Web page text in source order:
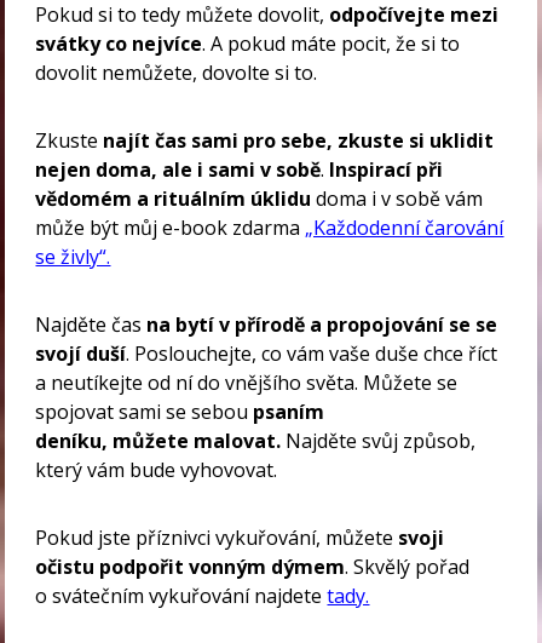
Pokud si to tedy můžete dovolit, odpočívejte mezi
svátky co nejvíce. A pokud máte pocit, že si to
dovolit nemůžete, dovolte si to.
Zkuste najít čas sami pro sebe, zkuste si uklidit
nejen doma, ale i sami v sobě. Inspirací při
vědomém a rituálním úklidu doma i v sobě vám
může být můj e-book zdarma „Každodenní čarování
se živly“.
Najděte čas na bytí v přírodě a propojování se se
svojí duší. Poslouchejte, co vám vaše duše chce říct
a neutíkejte od ní do vnějšího světa. Můžete se
spojovat sami se sebou psaním
deníku, můžete malovat. Najděte svůj způsob,
který vám bude vyhovovat.
Pokud jste příznivci vykuřování, můžete svoji
očistu podpořit vonným dýmem. Skvělý pořad
o svátečním vykuřování najdetetady.